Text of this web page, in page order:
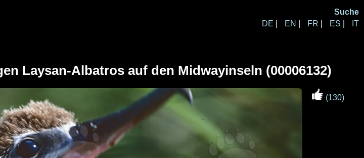
Suche
DE
EN FR ES IT
Laysan-Albatros auf den Midwayinseln (00006132)
(130)